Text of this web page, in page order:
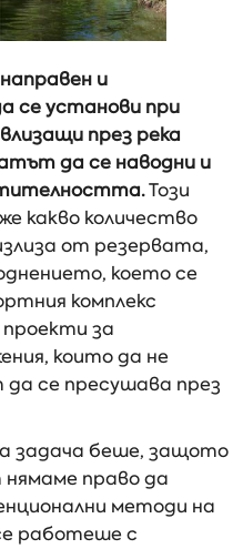
и
се установи при
през река
да се наводни и
Този
какво количество
от резервата,
което се
комплекс
проекти за
които да не
се пресушава през
задача беше, защото
право да
методи на
работеше с